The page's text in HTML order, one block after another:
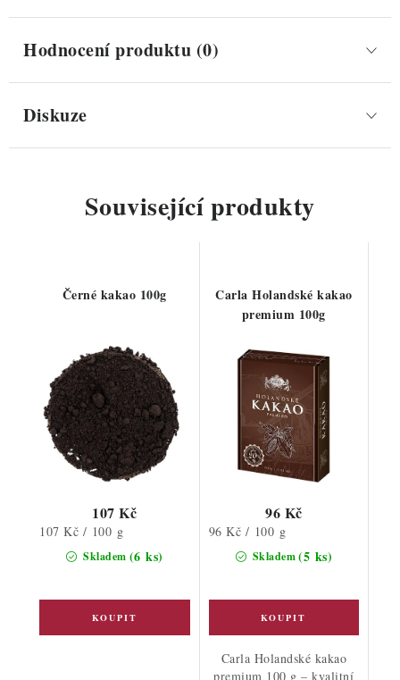
Hodnocení produktu (0)
Diskuze
Související produkty
Černé kakao 100g
Skladem (6 ks)
107 Kč
Měrná
107 Kč / 100 g
Carla Holandské kakao
premium 100g
Skladem(5 ks)
96 Kč
Měrná
96 Kč / 100 g
Carla Holandské kakao
premium 100 g – kvalitní